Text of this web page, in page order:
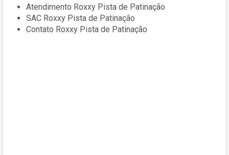
Atendimento Roxxy Pista de Patinação
SAC Roxxy Pista de Patinação
Contato Roxxy Pista de Patinação